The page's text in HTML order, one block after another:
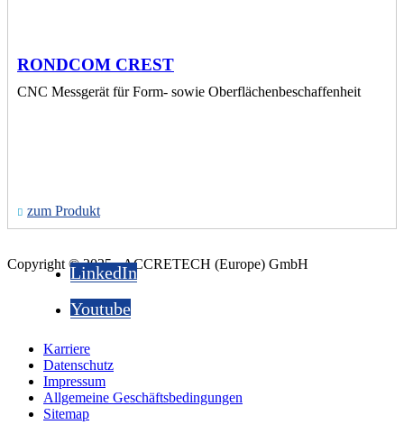
RONDCOM CREST
CNC Messgerät für Form- sowie Oberflächenbeschaffenheit
zum Produkt
Copyright © 2025 - ACCRETECH (Europe) GmbH
LinkedIn
Youtube
Karriere
Datenschutz
Impressum
Allgemeine Geschäftsbedingungen
Sitemap